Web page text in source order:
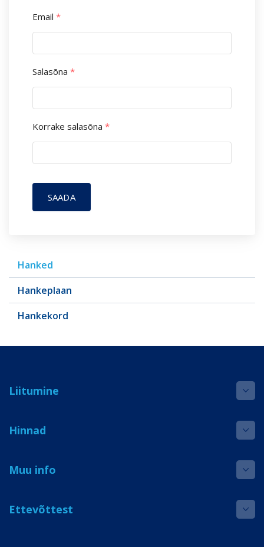
Hanked
Hankeplaan
Hankekord
Email *
Salasõna *
Korrake salasõna *
SAADA
Liitumine
Hinnad
Muu info
Ettevõttest